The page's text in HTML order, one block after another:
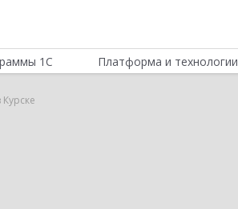
1С Платформа и технологии
Курске